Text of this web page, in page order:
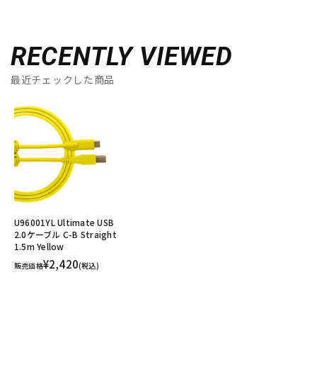
RECENTLY VIEWED
最近チェックした商品
U96001YL Ultimate USB
2.0ケーブル C-B Straight
1.5m Yellow
販売価格¥2,420(税込)